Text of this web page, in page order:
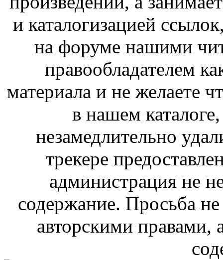
и каталогизацией
на форуме нашими
правообладателем
материала и не желаете
в нашем
незамедлительно
трекере
администрация не
содержание. Просьба
авторскими правами,